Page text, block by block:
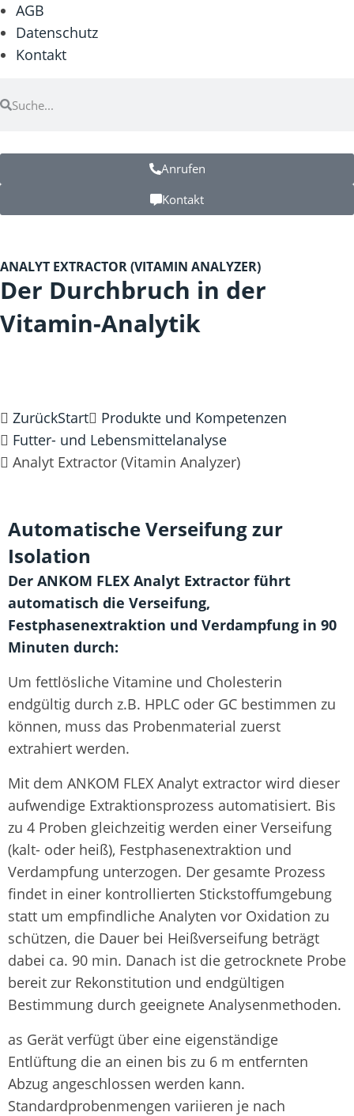
AGB
Datenschutz
Kontakt
Anrufen
Kontakt
ANALYT EXTRACTOR (VITAMIN ANALYZER)
Der Durchbruch in der
Vitamin-Analytik
ZurückStart
Produkte und Kompetenzen
Futter- und Lebensmittelanalyse
Analyt Extractor (Vitamin Analyzer)
Automatische Verseifung zur
Isolation
Der ANKOM FLEX Analyt Extractor führt
automatisch die Verseifung,
Festphasenextraktion und Verdampfung in 90
Minuten durch:
Um fettlösliche Vitamine und Cholesterin
endgültig durch z.B. HPLC oder GC bestimmen zu
können, muss das Probenmaterial zuerst
extrahiert werden.
Mit dem ANKOM FLEX Analyt extractor wird dieser
aufwendige Extraktionsprozess automatisiert. Bis
zu 4 Proben gleichzeitig werden einer Verseifung
(kalt- oder heiß), Festphasenextraktion und
Verdampfung unterzogen. Der gesamte Prozess
findet in einer kontrollierten Stickstoffumgebung
statt um empfindliche Analyten vor Oxidation zu
schützen, die Dauer bei Heißverseifung beträgt
dabei ca. 90 min. Danach ist die getrocknete Probe
bereit zur Rekonstitution und endgültigen
Bestimmung durch geeignete Analysenmethoden.
as Gerät verfügt über eine eigenständige
Entlüftung die an einen bis zu 6 m entfernten
Abzug angeschlossen werden kann.
Standardprobenmengen variieren je nach